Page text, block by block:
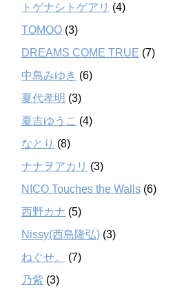
トゲナシトゲアリ (4)
TOMOO (3)
DREAMS COME TRUE (7)
中島みゆき (6)
夏代孝明 (3)
夏吉ゆうこ (4)
なとり (8)
ナナヲアカリ (3)
NICO Touches the Walls (6)
西野カナ (5)
Nissy(西島隆弘) (3)
ねぐせ。
(7)
乃紫 (3)